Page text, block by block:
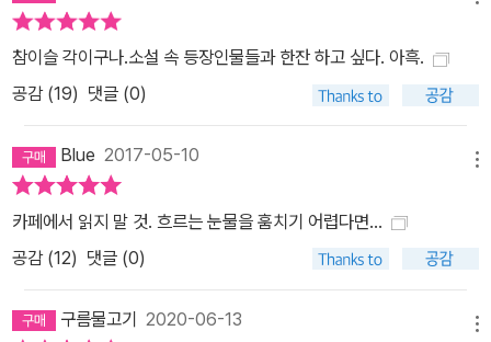
참이슬 각이구나.소설 속 등장인물들과 한잔 하고 싶다. 아흑.
공감 (19) 댓글 (0)
Blue 2017-05-10
카페에서 읽지 말 것. 흐르는 눈물을 훔치기 어렵다면...
공감 (12) 댓글 (0)
구름물고기 2020-06-13